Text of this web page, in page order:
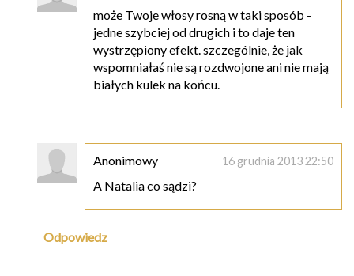
może Twoje włosy rosną w taki sposób -
jedne szybciej od drugich i to daje ten
wystrzępiony efekt. szczególnie, że jak
wspomniałaś nie są rozdwojone ani nie mają
białych kulek na końcu.
Anonimowy 16 grudnia 2013 22:50
A Natalia co sądzi?
Odpowiedz